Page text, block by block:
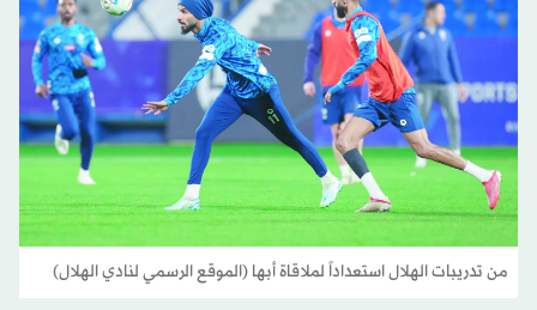
من تدريبات الهلال استعداداً لملاقاة أبها (الموقع الرسمي لنادي الهلال)